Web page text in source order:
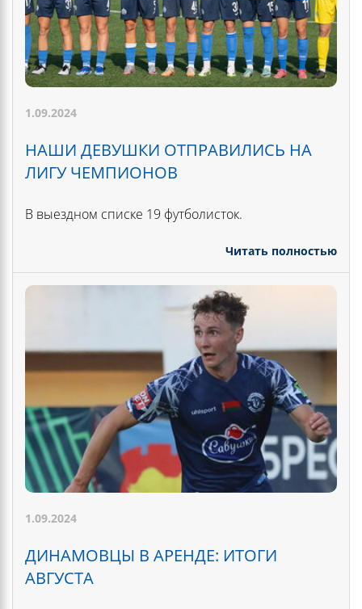
1.09.2024
НАШИ ДЕВУШКИ ОТПРАВИЛИСЬ НА
ЛИГУ ЧЕМПИОНОВ
В выездном списке 19 футболисток.
Читать полностью
1.09.2024
ДИНАМОВЦЫ В АРЕНДЕ: ИТОГИ
АВГУСТА